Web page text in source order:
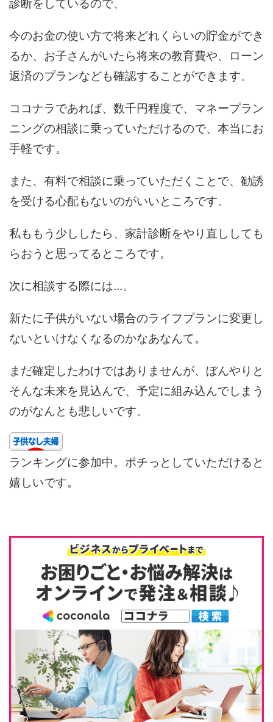
今のお金の使い方で将来どれくらいの貯金ができ
るか、お子さんがいたら将来の教育費や、ローン
返済のプランなども確認することができます。
ココナラであれば、数千円程度で、マネープラン
ニングの相談に乗っていただけるので、本当にお
手軽です。
また、有料で相談に乗っていただくことで、勧誘
を受ける心配もないのがいいところです。
私ももう少ししたら、家計診断をやり直ししても
らおうと思ってるところです。
次に相談する際には...。
新たに子供がいない場合のライフプランに変更し
ないといけなくなるのかなあなんて。
まだ確定したわけではありませんが、ぼんやりと
そんな未来を見込んで、予定に組み込んでしまう
のがなんとも悲しいです。
ランキングに参加中。ポチっとしていただけると
嬉しいです。